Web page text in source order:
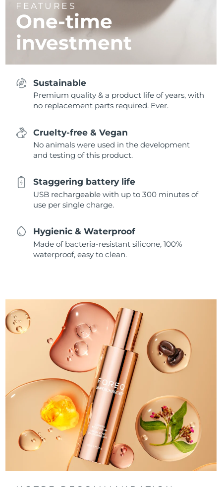
FEATURES
One-time
investment
Sustainable
Premium quality & a product life of years, with
no replacement parts required. Ever.
Cruelty-free & Vegan
No animals were used in the development
and testing of this product.
Staggering battery life
USB rechargeable with up to 300 minutes of
use per single charge.
Hygienic & Waterproof
Made of bacteria-resistant silicone, 100%
waterproof, easy to clean.